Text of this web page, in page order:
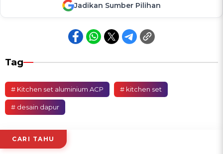
Jadikan Sumber Pilihan
Tag
# Kitchen set aluminium ACP # kitchen set
# desain dapur
CARI TAHU